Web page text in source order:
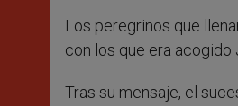
Los peregrinos que
con los que era acogido
Tras su mensaje, el